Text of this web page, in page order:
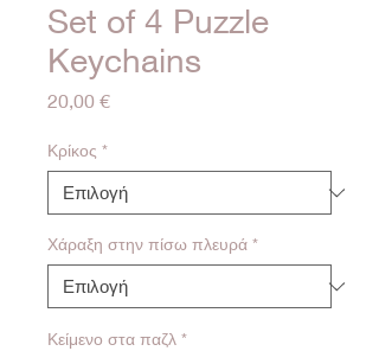
Set of 4 Puzzle
Keychains
20,00 €Τιμή
Κρίκος *
Χάραξη στην πίσω πλευρά *
Κείμενο στα παζλ *